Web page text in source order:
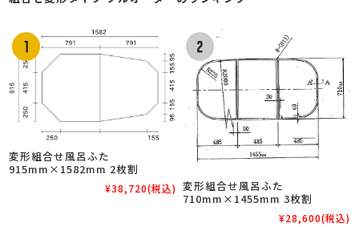
変形組合せ風呂ふた
915mm×1582mm 2枚割
¥38,720(税込) 変形組合せ風呂ふた
710mm×1455mm 3枚割
¥28,600(税込)